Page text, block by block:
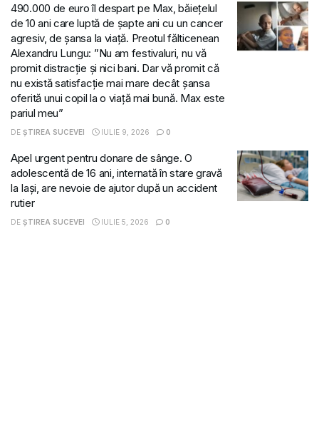
490.000 de euro îl despart pe Max, băiețelul
de 10 ani care luptă de șapte ani cu un cancer
agresiv, de șansa la viață. Preotul fălticenean
Alexandru Lungu: ”Nu am festivaluri, nu vă
promit distracție și nici bani. Dar vă promit că
nu există satisfacție mai mare decât șansa
oferită unui copil la o viață mai bună. Max este
pariul meu”
DE ȘTIREA SUCEVEI IULIE 9, 2026 0
Apel urgent pentru donare de sânge. O
adolescentă de 16 ani, internată în stare gravă
la Iași, are nevoie de ajutor după un accident
rutier
DE ȘTIREA SUCEVEI IULIE 5, 2026 0